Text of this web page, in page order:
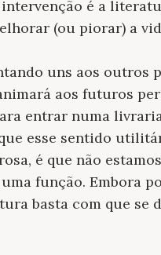
é a
(ou piorar) a
uns aos outros
aos futuros
entrar numa
esse sentido
é que não
função. Embora
basta com que se